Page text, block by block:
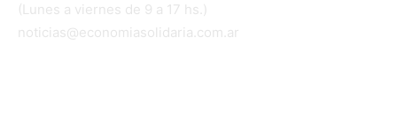
(Lunes a viernes de 9 a 17 hs.)
noticias@economiasolidaria.com.ar